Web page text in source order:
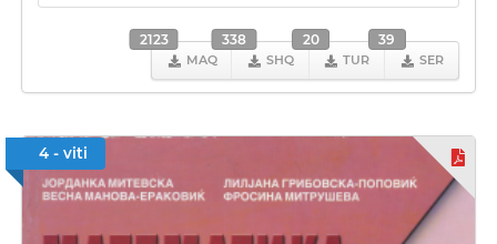
MAQ
2123
SHQ
338
TUR
20
SER
39
4 - viti